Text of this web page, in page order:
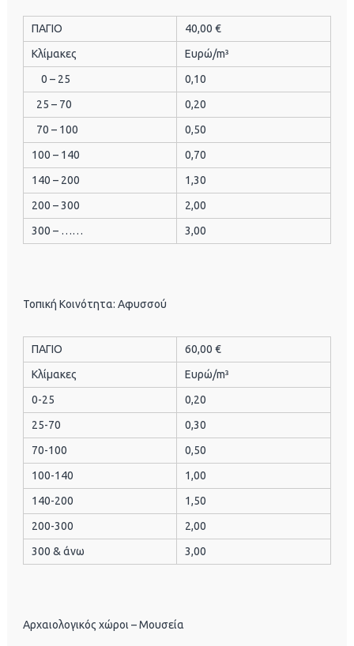
ΠΑΓΙΟ
40,00 €
Κλίμακες
Ευρώ/m³
0 – 25
0,10
25 – 70
0,20
70 – 100
0,50
100 – 140
0,70
140 – 200
1,30
200 – 300
2,00
300 – ……
3,00
Τοπική Κοινότητα: Αφυσσού
ΠΑΓΙΟ
60,00 €
Κλίμακες
Ευρώ/m³
0-25
0,20
25-70
0,30
70-100
0,50
100-140
1,00
140-200
1,50
200-300
2,00
300 & άνω
3,00
Αρχαιολογικός χώροι – Μουσεία